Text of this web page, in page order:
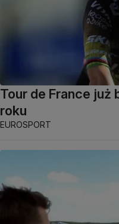
Tour de France już
roku
EUROSPORT